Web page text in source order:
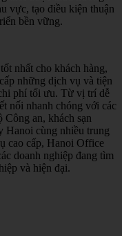
vực, tạo điều kiện thuận
bền vững.
nhất cho khách hàng,
những dịch vụ và tiện
phí tối ưu. Từ vị trí dễ
nối nhanh chóng với các
an, khách sạn
cùng nhiều trung
cao cấp, Hanoi Office
doanh nghiệp đang tìm
và hiện đại.